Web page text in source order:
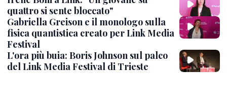
quattro si sente bloccato"
Gabriella Greison e il monologo sulla
fisica quantistica creato per Link Media
Festival
L'ora più buia: Boris Johnson sul palco
del Link Media Festival di Trieste